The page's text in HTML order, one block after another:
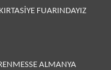
FUARINDAYIZ
ALMANYA